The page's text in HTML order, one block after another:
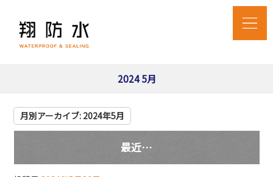
2024 5月
月別アーカイブ: 2024年5月
最近…